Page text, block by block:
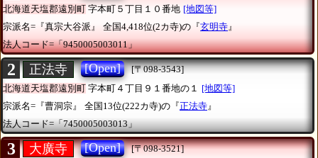
北海道天塩郡遠別町 字本町５丁目１０番地 [地図等]
宗派名=『真宗大谷派』
全国4,418位(2カ寺)の『玄明寺 』
法人コード=「9450005003011」
2 正法寺 [Open]
[〒098-3543]
北海道天塩郡遠別町 字本町４丁目９１番地の１ [地図等]
宗派名=『曹洞宗』
全国13位(222カ寺)の『正法寺』
法人コード=「7450005003013」
3 大廣寺 [Open]
[〒098-3521]